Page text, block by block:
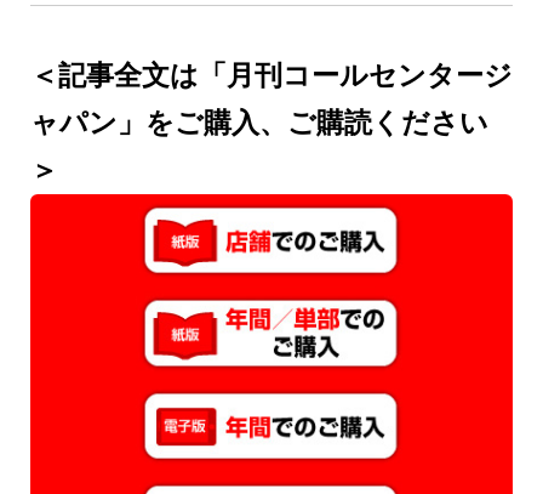
＜記事全文は「月刊コールセンタージ
ャパン」をご購入、ご購読ください
＞